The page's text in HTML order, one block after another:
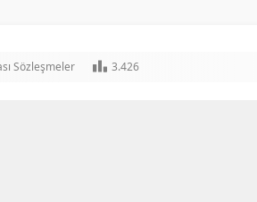
Sözleşmeler 3.426